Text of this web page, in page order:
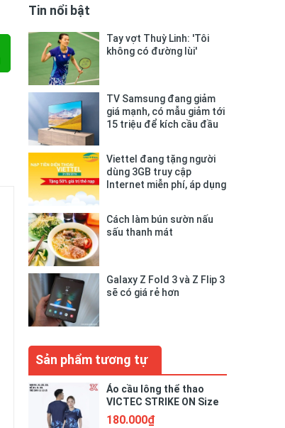
Tin nổi bật
Tay vợt Thuỳ Linh: 'Tôi
không có đường lùi'
TV Samsung đang giảm
giá mạnh, có mẫu giảm tới
15 triệu để kích cầu đầu
Viettel đang tặng người
dùng 3GB truy cập
Internet miễn phí, áp dụng
Cách làm bún sườn nấu
sấu thanh mát
Galaxy Z Fold 3 và Z Flip 3
sẽ có giá rẻ hơn
Sản phẩm tương tự
Áo cầu lông thể thao
VICTEC STRIKE ON Size
Nam Nữ Trẻ Em
180.000₫